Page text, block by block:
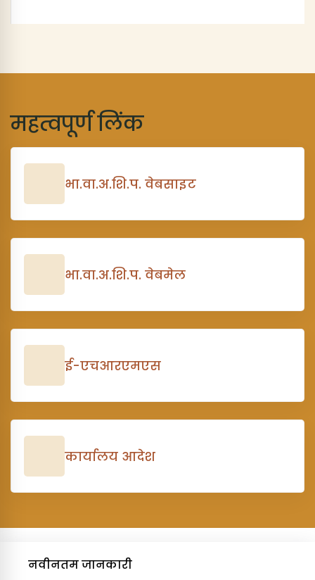
महत्वपूर्ण लिंक
भा.वा.अ.शि.प. वेबसाइट
भा.वा.अ.शि.प. वेबमेल
ई-एचआरएमएस
कार्यालय आदेश
नवीनतम जानकारी